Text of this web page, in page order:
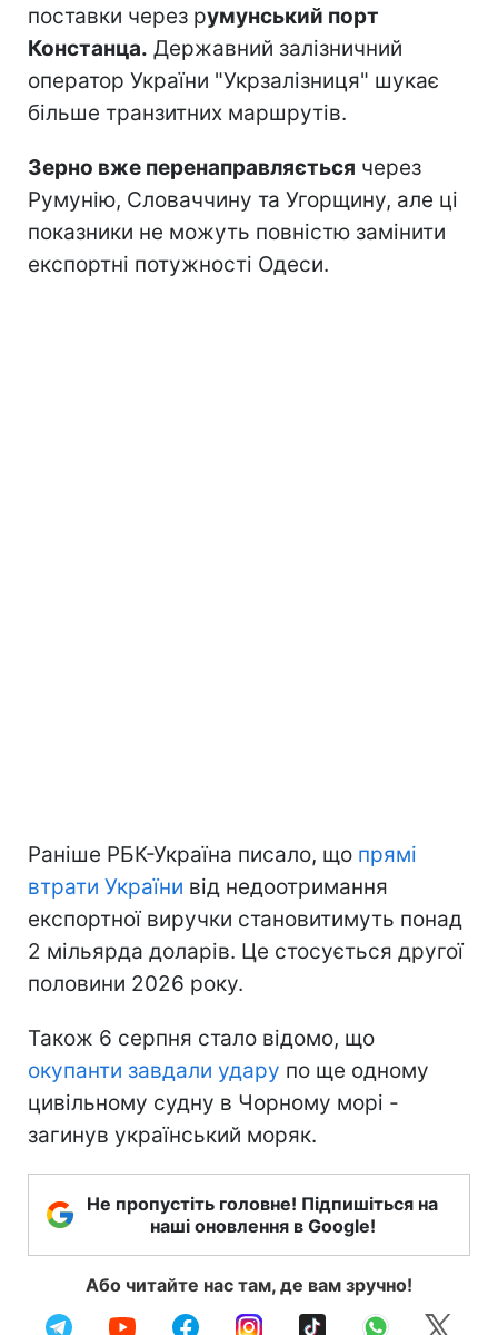
поставки через румунський порт
Констанца. Державний залізничний
оператор України "Укрзалізниця" шукає
більше транзитних маршрутів.
Зерно вже перенаправляється через
Румунію, Словаччину та Угорщину, але ці
показники не можуть повністю замінити
експортні потужності Одеси.
Раніше РБК-Україна писало, що прямі
втрати України від недоотримання
експортної виручки становитимуть понад
2 мільярда доларів. Це стосується другої
половини 2026 року.
Також 6 серпня стало відомо, що
окупанти завдали удару по ще одному
цивільному судну в Чорному морі -
загинув український моряк.
Не пропустіть головне! Підпишіться на
наші оновлення в Google!
Або читайте нас там, де вам зручно!